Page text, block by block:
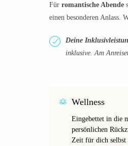
Für romantische Abende
einen besonderen Anlass.
Deine
inklusive. Am
Wellness
Eingebettet in die
persönlichen
Zeit für dich selbst